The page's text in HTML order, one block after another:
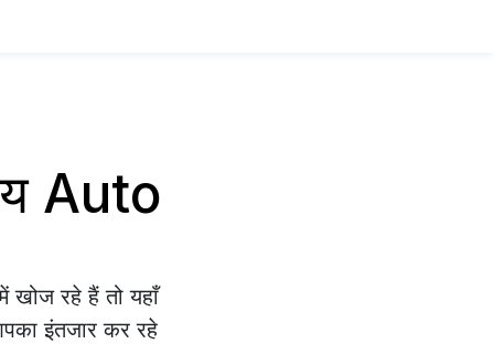
Auto
खोज रहे हैं तो यहाँ
इंतजार कर रहे